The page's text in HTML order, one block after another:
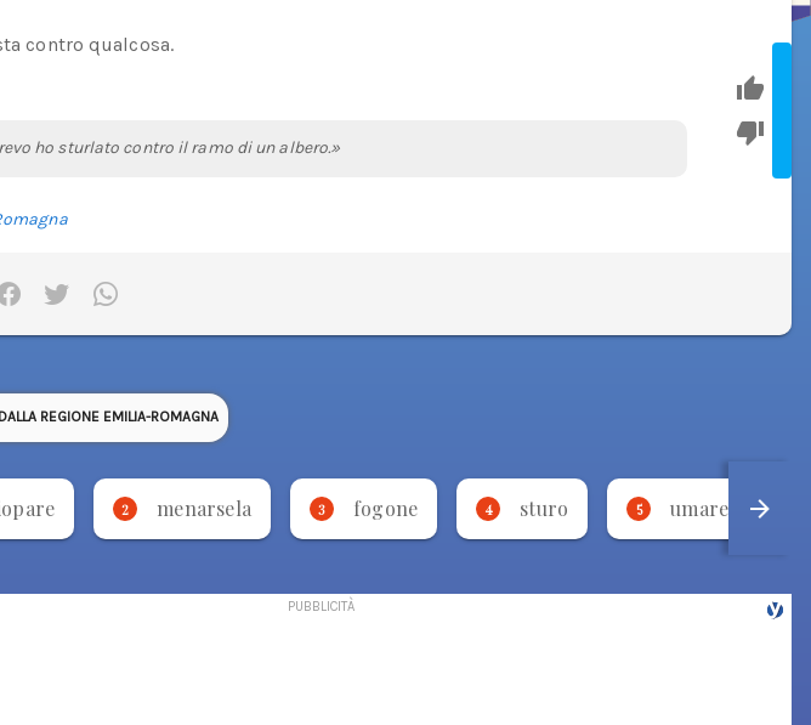
contro qualcosa.
ho sturlato contro il ramo di un albero.»
REGIONE EMILIA-ROMAGNA
2 menarsela 3 fogone 4 sturo 5 umarell